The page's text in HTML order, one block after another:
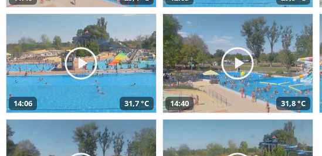
14:06 31,7 °C 14:40 31,8 °C